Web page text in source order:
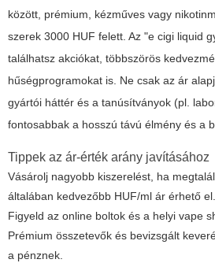
között, prémium, kézműves vagy
szerek 3000 HUF felett. Az "e cigi liquid
találhatsz akciókat, többszörös
hűségprogramokat is. Ne csak az ár
gyártói háttér és a tanúsítványok (pl.
fontosabbak a hosszú távú élmény és a
Tippek az ár-érték arány javításához
Vásárolj nagyobb kiszerelést, ha
általában kedvezőbb HUF/ml ár érhető el.
Figyeld az online boltok és a helyi vape
Prémium összetevők és bevizsgált
a pénznek.